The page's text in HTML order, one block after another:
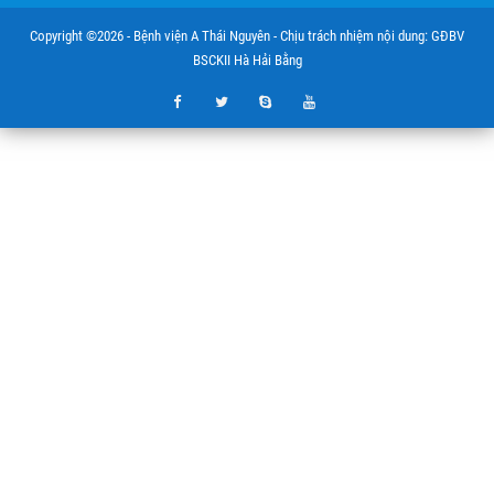
Copyright ©2026 - Bệnh viện A Thái Nguyên - Chịu trách nhiệm nội dung: GĐBV
BSCKII Hà Hải Bằng